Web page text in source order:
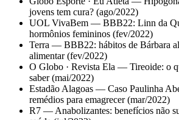
jovens tem cura? (ago/2022)
UOL VivaBem — BBB22: Linn da
hormônios femininos (fev/2022)
Terra — BBB22: hábitos de Bárbara
alimentar (fev/2022)
O Globo · Revista Ela — Tireoide: o
saber (mai/2022)
Estadão Alagoas — Caso Paulinha
remédios para emagrecer (mar/2022)
R7 — Anabolizantes: benefícios não